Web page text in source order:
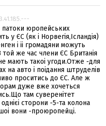
патоки юропейських
у ЄС (як і Норвегія,Ісландія)
і іі громадяни можуть
той же час члени ЄС Британія
не мають такоі угоди.Отже -для
на авто і поідання штруделів
проситись до ЄС. Але ж
дуже вже хочеться
там суверенітет
сторони -5-та колона
вони -проюропейці.